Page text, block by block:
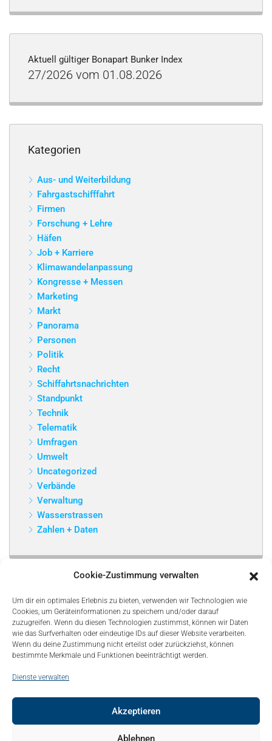
Cookie-Zustimmung verwalten
Um dir ein optimales Erlebnis zu bieten, verwenden wir Technologien wie
Cookies, um Geräteinformationen zu speichern und/oder darauf
zuzugreifen. Wenn du diesen Technologien zustimmst, können wir Daten
wie das Surfverhalten oder eindeutige IDs auf dieser Website verarbeiten.
Wenn du deine Zustimmung nicht erteilst oder zurückziehst, können
bestimmte Merkmale und Funktionen beeinträchtigt werden.
Dienste verwalten
Akzeptieren
Ablehnen
Aktuell gültiger Bonapart Bunker Index
27/2026 vom 01.08.2026
Kategorien
Aus- und Weiterbildung
Fahrgastschifffahrt
Firmen
Forschung + Lehre
Häfen
Job + Karriere
Klimawandelanpassung
Kongresse + Messen
Marketing
Markt
Panorama
Personen
Politik
Recht
Schiffahrtsnachrichten
Standpunkt
Technik
Telematik
Umfragen
Umwelt
Uncategorized
Verbände
Verwaltung
Wasserstrassen
Zahlen + Daten